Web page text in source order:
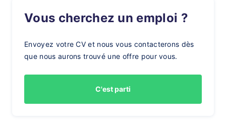
Vous cherchez un emploi ?
Envoyez votre CV et nous vous contacterons dès
que nous aurons trouvé une offre pour vous.
C'est parti